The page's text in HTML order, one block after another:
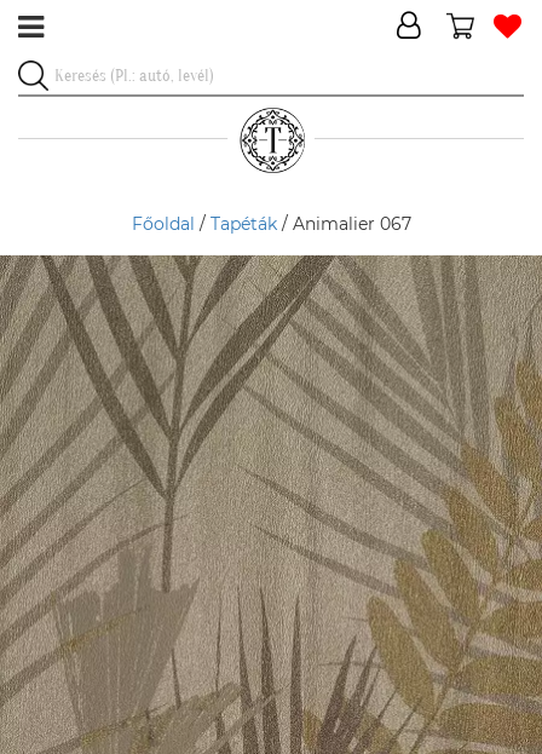
Főoldal / Tapéták/ Animalier 067